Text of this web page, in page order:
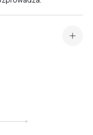
Rubber.